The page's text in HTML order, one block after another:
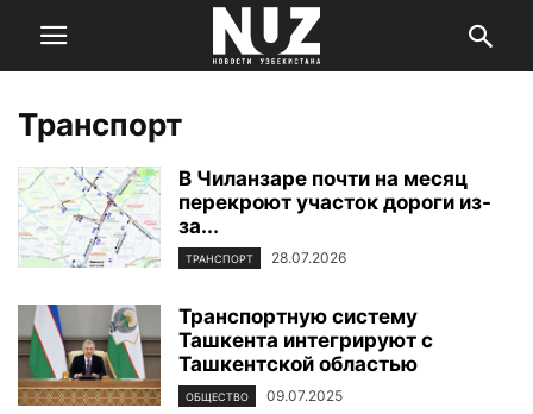
Транспорт
В Чиланзаре почти на месяц
перекроют участок дороги из-
за...
ТРАНСПОРТ 28.07.2026
Транспортную систему
Ташкента интегрируют с
Ташкентской областью
ОБЩЕСТВО 09.07.2025